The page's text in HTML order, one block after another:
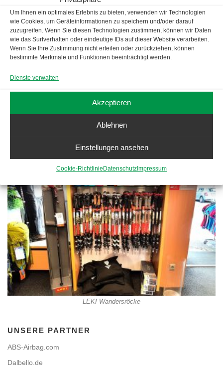
Um Ihnen ein optimales Erlebnis zu bieten, verwenden wir Technologien
wie Cookies, um Geräteinformationen zu speichern und/oder darauf
zuzugreifen. Wenn Sie diesen Technologien zustimmen, können wir Daten
wie das Surfverhalten oder eindeutige IDs auf dieser Website verarbeiten.
Wenn Sie Ihre Zustimmung nicht erteilen oder zurückziehen, können
bestimmte Merkmale und Funktionen beeinträchtigt werden.
Dienste verwalten
Akzeptieren
Ablehnen
Einstellungen ansehen
Cookie-RichtlinieDatenschutzImpressum
Oberbkleidung
LEKI Wandersröcke
UNSERE PARTNER
ABS-Airbag.com
Dalbello.de